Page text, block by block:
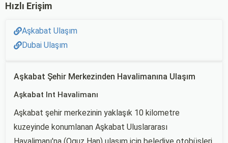
Hızlı Erişim
Aşkabat Ulaşım
Dubai Ulaşım
Aşkabat Şehir Merkezinden Havalimanına Ulaşım
Aşkabat Int Havalimanı
Aşkabat şehir merkezinin yaklaşık 10 kilometre
kuzeyinde konumlanan Aşkabat Uluslararası